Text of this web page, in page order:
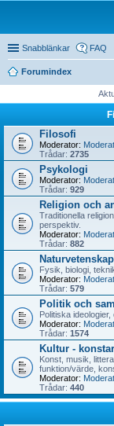
Snabblänkar FAQ
Forumindex
Filosofi
Moderator:
Trådar: 2735
Psykologi
Moderator:
Trådar: 929
Religion och
Traditionella
perspektiv.
Moderator:
Trådar: 882
Naturvetenskap
Fysik, biologi,
Moderator:
Trådar: 579
Politik och
Politiska
Moderator:
Trådar: 1574
Kultur -
Konst, musik,
funktion/värde,
Moderator:
Trådar: 440